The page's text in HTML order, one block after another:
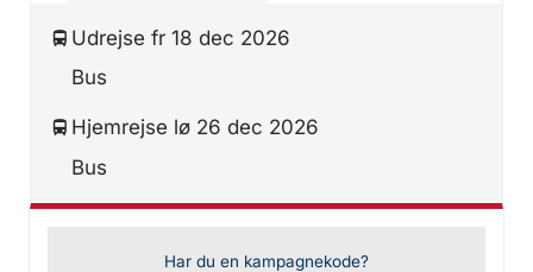
Udrejse fr 18 dec 2026
Bus
Hjemrejse lø 26 dec 2026
Bus
Har du en kampagnekode?